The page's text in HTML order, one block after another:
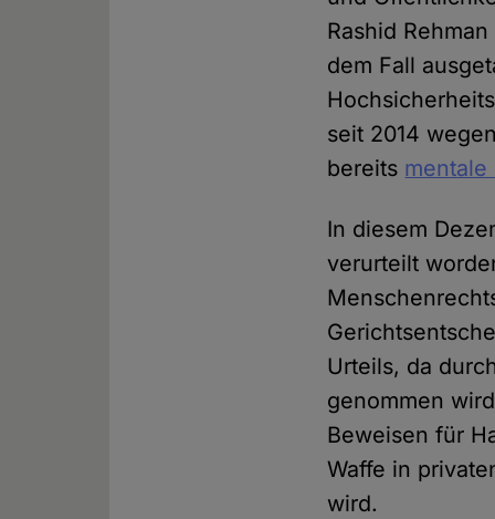
Rashid
dem Fall
seit 2014
bereits mentale
In diesem
verurteilt
Urteils, da
genommen
Beweisen für
Waffe in
wird.